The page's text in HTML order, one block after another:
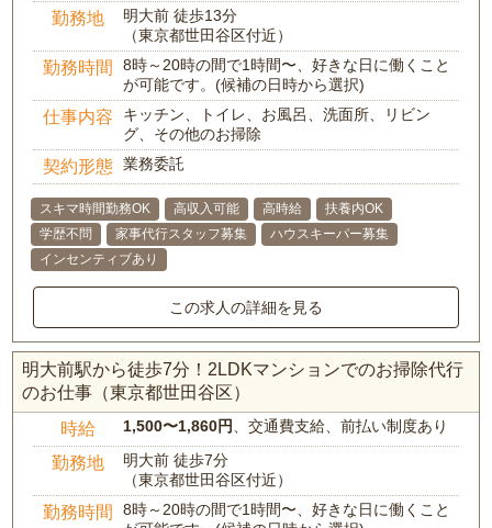
勤務地
明大前 徒歩13分
（東京都世田谷区付近）
勤務時間
8時～20時の間で1時間〜、好きな日に働くこと
が可能です。(候補の日時から選択)
仕事内容
キッチン、トイレ、お風呂、洗面所、リビン
グ、その他のお掃除
契約形態 業務委託
スキマ時間勤務OK 高収入可能 高時給
扶養内OK
学歴不問
家事代行スタッフ募集
ハウスキーパー募集
インセンティブあり
この求人の詳細を見る
明大前駅から徒歩7分！2LDKマンションでのお掃除代行
のお仕事（東京都世田谷区）
時給 1,500〜1,860円 、交通費支給、前払い制度あり
勤務地
明大前 徒歩7分
（東京都世田谷区付近）
勤務時間
8時～20時の間で1時間〜、好きな日に働くこと